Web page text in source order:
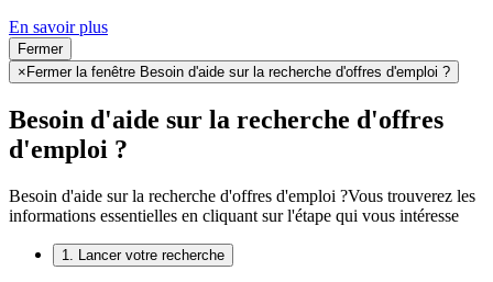
En savoir plus
Fermer
× Fermer la fenêtre Besoin d'aide sur la recherche d'offres d'emploi ?
Besoin d'aide sur la recherche d'offres
d'emploi ?
Besoin d'aide sur la recherche d'offres d'emploi ?Vous trouverez les
informations essentielles en cliquant sur l'étape qui vous intéresse
1. Lancer votre recherche